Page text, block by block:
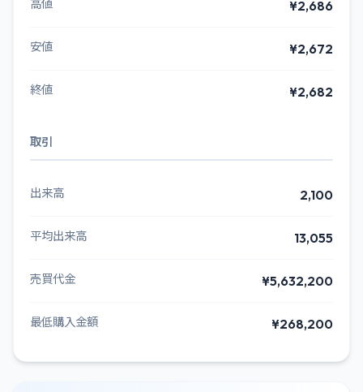
高値 ¥2,686
安値 ¥2,672
終値 ¥2,682
取引
出来高 2,100
平均出来高 13,055
売買代金 ¥5,632,200
最低購入金額 ¥268,200